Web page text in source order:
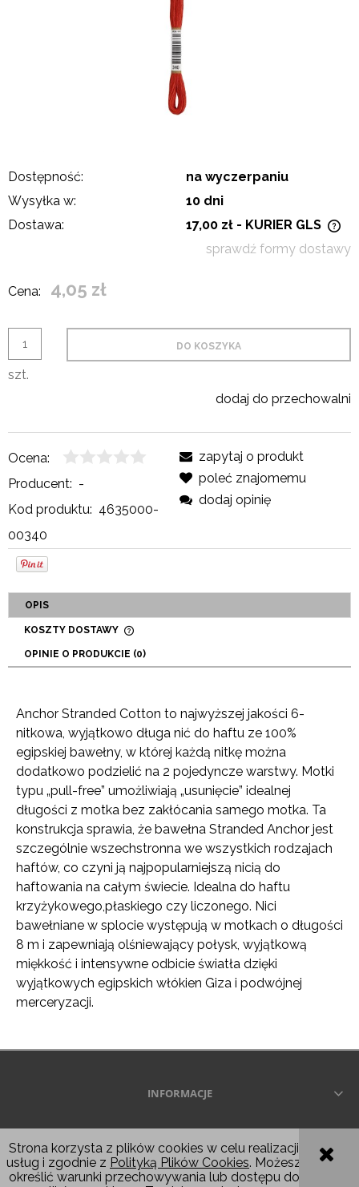
Strona korzysta z plików cookies w celu realizacji
usług i zgodnie z Polityką Plików Cookies. Możesz
określić warunki przechowywania lub dostępu do
Dostępność:
na wyczerpaniu
Wysyłka w:
10 dni
Dostawa:
17,00 zł - KURIER GLS
sprawdź formy dostawy
Cena: 4,05 zł
szt.
DO KOSZYKA
dodaj do przechowalni
Ocena:
Producent: -
Kod produktu: 4635000-
00340
zapytaj o produkt
poleć znajomemu
dodaj opinię
OPIS
KOSZTY DOSTAWY
PŁATNOŚCI
OPINIE O PRODUKCIE (0)
Anchor Stranded Cotton to najwyższej jakości 6-
nitkowa, wyjątkowo długa nić do haftu ze 100%
egipskiej bawełny, w której każdą nitkę można
dodatkowo podzielić na 2 pojedyncze warstwy. Motki
typu „pull-free” umożliwiają „usunięcie” idealnej
długości z motka bez zakłócania samego motka. Ta
konstrukcja sprawia, że ​​bawełna Stranded Anchor jest
szczególnie wszechstronna we wszystkich rodzajach
haftów, co czyni ją najpopularniejszą nicią do
haftowania na całym świecie. Idealna do haftu
krzyżykowego,płaskiego czy liczonego. Nici
bawełniane w splocie występują w motkach o długości
8 m i zapewniają olśniewający połysk, wyjątkową
miękkość i intensywne odbicie światła dzięki
wyjątkowych egipskich włókien Giza i podwójnej
merceryzacji.
INFORMACJE
POKAŻ PEŁNĄ WERSJĘ STRONY